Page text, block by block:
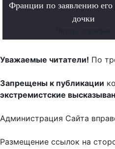
Франции по заявлению его
дочки
Уважаемые читатели! По
Запрещены к публикации
экстремистские
Администрация Сайта
Размещение ссылок на